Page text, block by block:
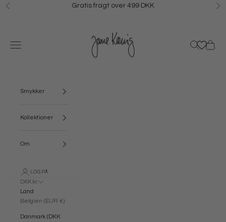
Spring til indhold
Forrige Gratis fragt over 499 DKK
Menu Søg Kurv
Smykker
Kollektioner
Om
LOG PÅ
DKK kr.
Land
Belgien (EUR €)
Danmark (DKK